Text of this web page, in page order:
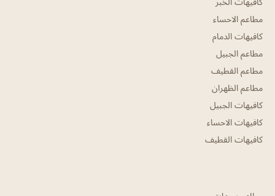
مطاعم الاحساء
كافيهات الدمام
مطاعم الجبيل
مطاعم القطيف
مطاعم الظهران
كافيهات الجبيل
كافيهات الاحساء
كافيهات القطيف